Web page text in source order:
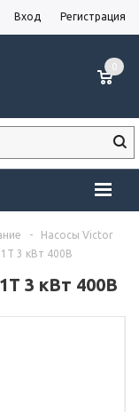
Вход Регистрация
0
-
Насосы Victor
3 кВт 400В
3 кВт 400В